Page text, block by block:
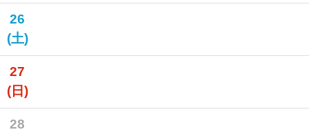
26
(土)
27
(日)
28